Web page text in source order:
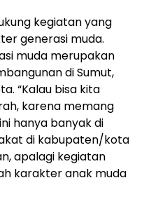
kegiatan yang
generasi muda.
muda merupakan
di Sumut,
“Kalau bisa kita
karena memang
hanya banyak di
di kabupaten/kota
apalagi kegiatan
karakter anak muda